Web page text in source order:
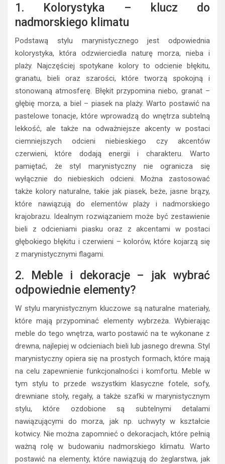
1. Kolorystyka – klucz do
nadmorskiego klimatu
Podstawą stylu marynistycznego jest odpowiednia
kolorystyka, która odzwierciedla naturę morza, nieba i
plaży. Najczęściej spotykane kolory to odcienie błękitu,
granatu, bieli oraz szarości, które tworzą spokojną i
stonowaną atmosferę. Błękit przypomina niebo, granat –
głębię morza, a biel – piasek na plaży. Warto postawić na
pastelowe tonacje, które wprowadzą do wnętrza subtelną
lekkość, ale także na odważniejsze akcenty w postaci
ciemniejszych odcieni niebieskiego czy akcentów
czerwieni, które dodają energii i charakteru. Warto
pamiętać, że styl marynistyczny nie ogranicza się
wyłącznie do niebieskich odcieni. Można zastosować
także kolory naturalne, takie jak piasek, beże, jasne brązy,
które nawiązują do elementów plaży i nadmorskiego
krajobrazu. Idealnym rozwiązaniem może być zestawienie
bieli z odcieniami piasku oraz z akcentami w postaci
głębokiego błękitu i czerwieni – kolorów, które kojarzą się
z marynistycznymi flagami.
2. Meble i dekoracje – jak wybrać
odpowiednie elementy?
W stylu marynistycznym kluczowe są naturalne materiały,
które mają przypominać elementy wybrzeża. Wybierając
meble do tego wnętrza, warto postawić na te wykonane z
drewna, najlepiej w odcieniach bieli lub jasnego drewna. Styl
marynistyczny opiera się na prostych formach, które mają
na celu zapewnienie funkcjonalności i komfortu. Meble w
tym stylu to przede wszystkim klasyczne fotele, sofy,
drewniane stoły, regały, a także szafki w marynistycznym
stylu, które ozdobione są subtelnymi detalami
nawiązującymi do morza, jak np. uchwyty w kształcie
kotwicy. Nie można zapomnieć o dekoracjach, które pełnią
ważną rolę w budowaniu nadmorskiego klimatu. Warto
postawić na elementy, które nawiązują do żeglarstwa, jak